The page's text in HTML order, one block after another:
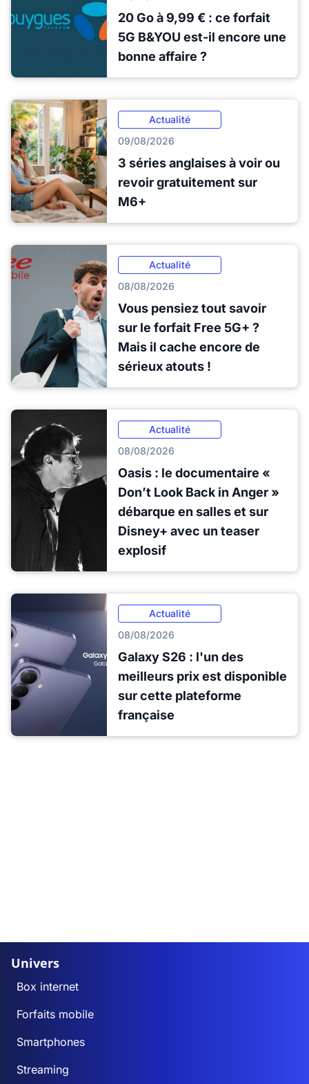
20 Go à 9,99 € : ce forfait
5G B&YOU est-il encore une
bonne affaire ?
Actualité
09/08/2026
3 séries anglaises à voir ou
revoir gratuitement sur
M6+
Actualité
08/08/2026
Vous pensiez tout savoir
sur le forfait Free 5G+ ?
Mais il cache encore de
sérieux atouts !
Actualité
08/08/2026
Oasis : le documentaire «
Don’t Look Back in Anger »
débarque en salles et sur
Disney+ avec un teaser
explosif
Actualité
08/08/2026
Galaxy S26 : l'un des
meilleurs prix est disponible
sur cette plateforme
française
Univers
Box internet
Forfaits mobile
Smartphones
Streaming